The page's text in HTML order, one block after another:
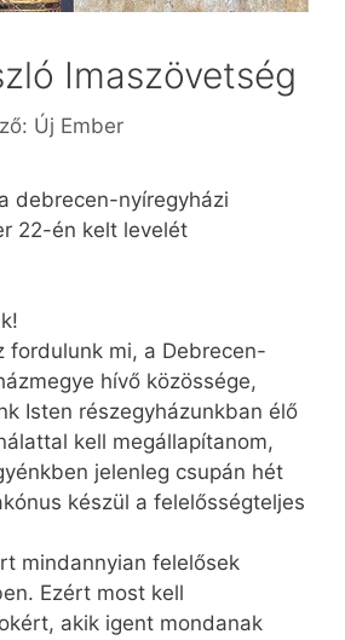
Imaszövetség
Új Ember
debrecen-nyíregyházi
22-én kelt levelét
fordulunk mi, a Debrecen-
hívő közössége,
Isten részegyházunkban élő
kell megállapítanom,
jelenleg csupán hét
készül a felelősségteljes
mindannyian felelősek
Ezért most kell
akik igent mondanak